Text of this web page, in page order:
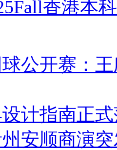
香港本
公开赛：
计指南正
安顺商演